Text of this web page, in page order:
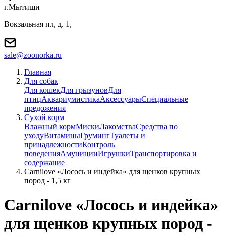
г.Мытищи
Вокзальная пл, д. 1,
sale@zoonorka.ru
Главная
Для собак
Для кошекДля грызуновДля
птицАквариумистикаАксессуарыСпециальные
предожения
Сухой корм
Влажный кормМискиЛакомстваСредства по
уходуВитаминыГрумингТуалеты и
принадлежностиКонтроль
поведенияАмуницииИгрушкиТранспортировка и
содержание
Carnilove «Лосось и индейка» для щенков крупных
пород - 1,5 кг
Carnilove «Лосось и индейка»
для щенков крупных пород -